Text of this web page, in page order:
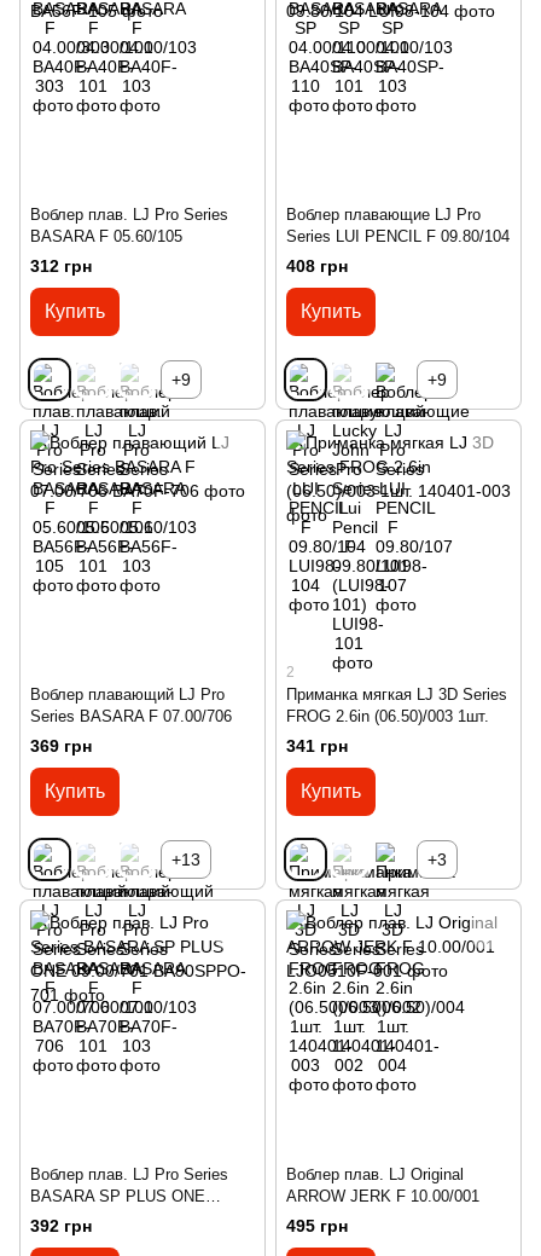
Воблер плав. LJ Pro Series
BASARA F 05.60/105
312 грн
Купить
+9
Воблер плавающие LJ Pro
Series LUI PENCIL F 09.80/104
408 грн
Купить
+9
Воблер плавающий LJ Pro
Series BASARA F 07.00/706
369 грн
Купить
+13
2
Приманка мягкая LJ 3D Series
FROG 2.6in (06.50)/003 1шт.
341 грн
Купить
+3
Воблер плав. LJ Pro Series
BASARA SP PLUS ONE
09.00/701
392 грн
Воблер плав. LJ Original
ARROW JERK F 10.00/001
495 грн